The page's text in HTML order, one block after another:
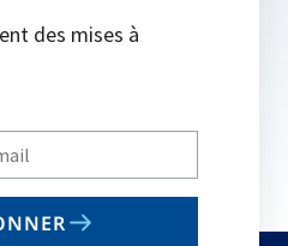
des mises à